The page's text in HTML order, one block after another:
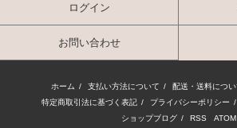
ログイン
お問い合わせ
ホーム / 支払い方法について / 配送・送料につい
特定商取引法に基づく表記 / プライバシーポリシー /
ショップブログ / RSS ATOM